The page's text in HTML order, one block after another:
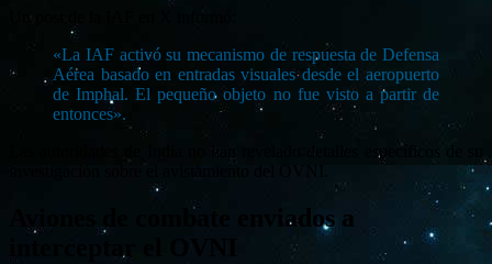
«La IAF activó su mecanismo de respuesta de Defensa
Aérea basado en entradas visuales desde el aeropuerto
de Imphal. El pequeño objeto no fue visto a partir de
entonces».
Las autoridades de India no han revelado detalles específicos de su
Aviones de combate enviados a
interceptar el OVNI